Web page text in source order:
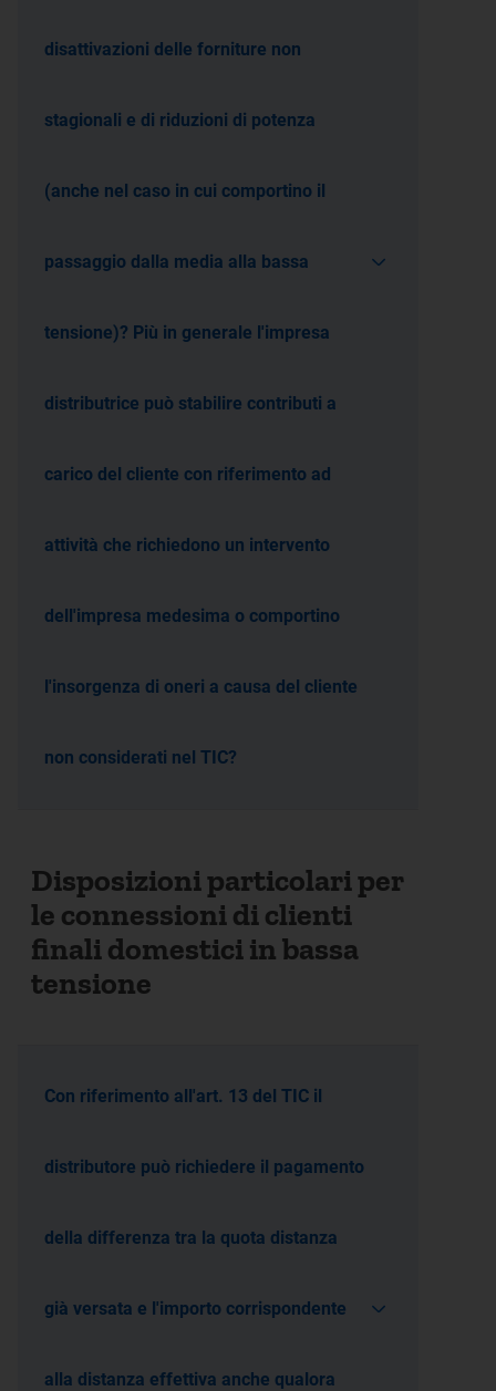
disattivazioni delle forniture non
stagionali e di riduzioni di potenza
(anche nel caso in cui comportino il
passaggio dalla media alla bassa
tensione)? Più in generale l'impresa
distributrice può stabilire contributi a
carico del cliente con riferimento ad
attività che richiedono un intervento
dell'impresa medesima o comportino
l'insorgenza di oneri a causa del cliente
non considerati nel TIC?
Disposizioni particolari per
le connessioni di clienti
finali domestici in bassa
tensione
Con riferimento all'art. 13 del TIC il
distributore può richiedere il pagamento
della differenza tra la quota distanza
già versata e l'importo corrispondente
alla distanza effettiva anche qualora